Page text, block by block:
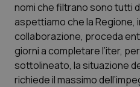
Lettere al direttore
Edizioni Regionali
QS Pro
nomi che filtrano sono tutti
aspettiamo che la Regione,
collaborazione, proceda
giorni a completare l’iter,
sottolineato, la situazione
richiede il massimo